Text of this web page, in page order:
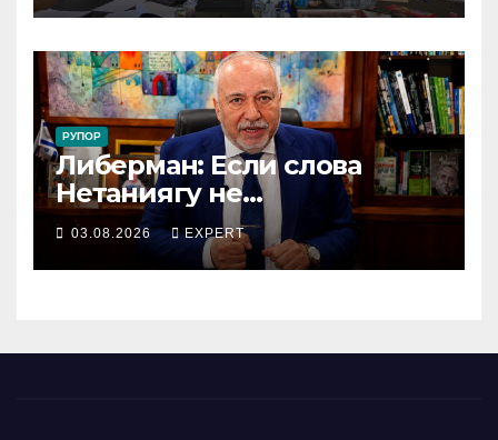
коллективный договор
РУПОР
Либерман: Если слова
Нетаниягу не
предвыборный трюк, пусть
докажет это делом
03.08.2026 EXPERT